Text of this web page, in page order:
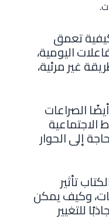
تعمق
اليومية،
غير مرئية،
الصراعات
الاجتماعية
إلى الحوار
تأثير
وكيف يمكن
للتغيير